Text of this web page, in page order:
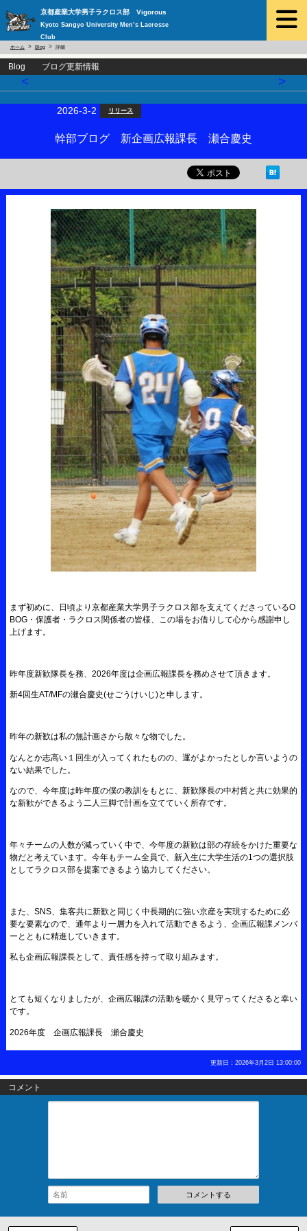
京都産業大学男子ラクロス部 Vigorous
Kyoto Sangyo University Men’s Lacrosse
Club
ホーム Blog 詳細
Blog ブログ更新情報
< >
2026-3-2 リリース
幹部ブログ 新企画広報課長 瀬合慶史
まず初めに、日頃より京都産業大学男子ラクロス部を支えてくださっているO
BOG・保護者・ラクロス関係者の皆様、この場をお借りして心から感謝申し
上げます。
昨年度新歓隊長を務、2026年度は企画広報課長を務めさせて頂きます。
新4回生AT/MFの瀬合慶史(せごうけいじ)と申します。
昨年の新歓は私の無計画さから散々な物でした。
なんとか志高い１回生が入ってくれたものの、運がよかったとしか言いようの
ない結果でした。
なので、今年度は昨年度の僕の教訓をもとに、新歓隊長の中村哲と共に効果的
な新歓ができるよう二人三脚で計画を立てていく所存です。
年々チームの人数が減っていく中で、今年度の新歓は部の存続をかけた重要な
物だと考えています。今年もチーム全員で、新入生に大学生活の1つの選択肢
としてラクロス部を提案できるよう協力してください。
また、SNS、集客共に新歓と同じく中長期的に強い京産を実現するために必
要な要素なので、通年より一層力を入れて活動できるよう、企画広報課メンバ
ーとともに精進していきます。
私も企画広報課長として、責任感を持って取り組みます。
とても短くなりましたが、企画広報課の活動を暖かく見守ってくださると幸い
です。
2026年度 企画広報課長 瀬合慶史
更新日：2026年3月2日 13:00:00
コメント
コメントする